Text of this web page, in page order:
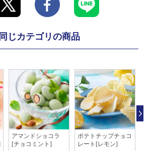
同じカテゴリの商品
アマンドショコラ
[チョコミント]
ポテトチップチョコ
レート[レモン]